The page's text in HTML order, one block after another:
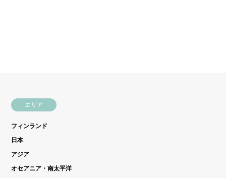
エリア
フィンランド
日本
アジア
オセアニア・南太平洋